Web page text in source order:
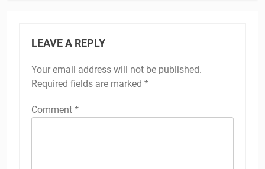
LEAVE A REPLY
Your email address will not be published.
Required fields are marked *
Comment *